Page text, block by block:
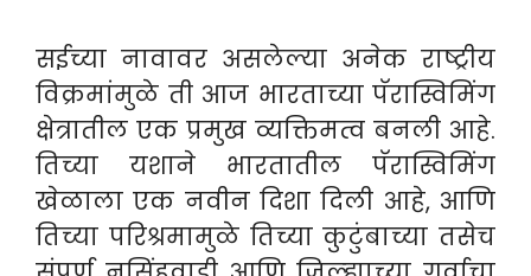
सईच्या नावावर असलेल्या अनेक राष्ट्रीय
विक्रमांमुळे ती आज भारताच्या पॅरास्विमिंग
क्षेत्रातील एक प्रमुख व्यक्तिमत्व बनली आहे.
तिच्या यशाने भारतातील पॅरास्विमिंग
खेळाला एक नवीन दिशा दिली आहे, आणि
तिच्या परिश्रमामुळे तिच्या कुटुंबाच्या तसेच